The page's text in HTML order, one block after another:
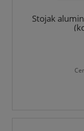
Stojak